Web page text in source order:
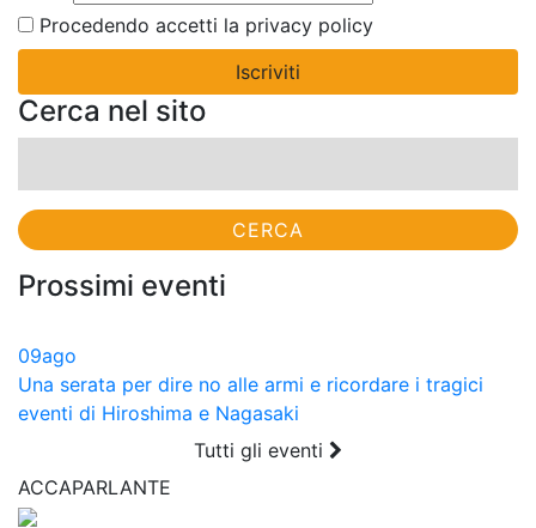
Procedendo accetti la privacy policy
Cerca nel sito
Prossimi eventi
09ago
Una serata per dire no alle armi e ricordare i tragici
eventi di Hiroshima e Nagasaki
Tutti gli eventi
ACCAPARLANTE